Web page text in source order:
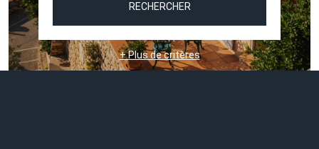
RECHERCHER
+ Plus de critères